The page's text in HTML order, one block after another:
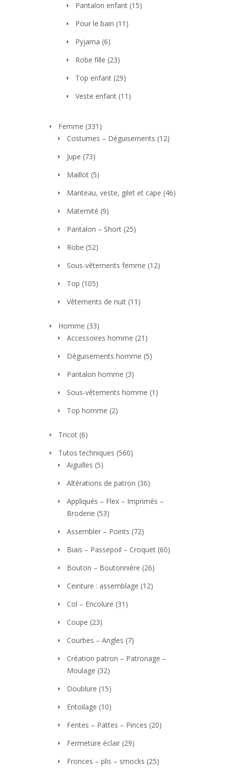
Pantalon enfant (15)
Pour le bain (11)
Pyjama (6)
Robe fille (23)
Top enfant (29)
Veste enfant (11)
Femme (331)
Costumes – Déguisements (12)
Jupe (73)
Maillot (5)
Manteau, veste, gilet et cape (46)
Maternité (9)
Pantalon – Short (25)
Robe (52)
Sous-vêtements femme (12)
Top (105)
Vêtements de nuit (11)
Homme (33)
Accessoires homme (21)
Déguisements homme (5)
Pantalon homme (3)
Sous-vêtements homme (1)
Top homme (2)
Tricot (6)
Tutos techniques (560)
Aiguilles (5)
Altérations de patron (36)
Appliqués – Flex – Imprimés –
Broderie (53)
Assembler – Points (72)
Biais – Passepoil – Croquet (60)
Bouton – Boutonnière (26)
Ceinture : assemblage (12)
Col – Encolure (31)
Coupe (23)
Courbes – Angles (7)
Création patron – Patronage –
Moulage (32)
Doublure (15)
Entoilage (10)
Fentes – Pattes – Pinces (20)
Fermeture éclair (29)
Fronces – plis – smocks (25)